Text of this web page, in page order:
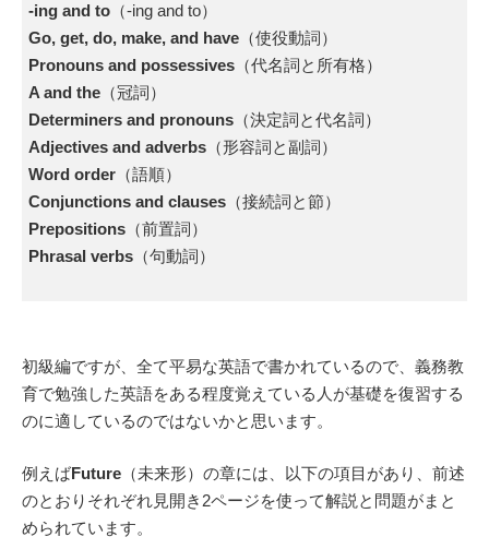
-ing and to （-ing and to）
Go, get, do, make, and have （使役動詞）
Pronouns and possessives （代名詞と所有格）
A and the （冠詞）
Determiners and pronouns （決定詞と代名詞）
Adjectives and adverbs （形容詞と副詞）
Word order （語順）
Conjunctions and clauses （接続詞と節）
Prepositions （前置詞）
Phrasal verbs （句動詞）
初級編ですが、全て平易な英語で書かれているので、義務教
育で勉強した英語をある程度覚えている人が基礎を復習する
のに適しているのではないかと思います。
例えばFuture （未来形）の章には、以下の項目があり、前述
のとおりそれぞれ見開き2ページを使って解説と問題がまと
められています。